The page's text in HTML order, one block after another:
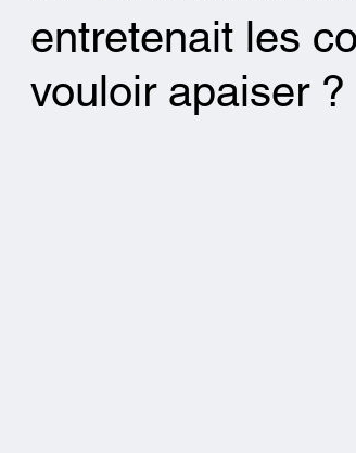
entretenait les
vouloir apaiser ?